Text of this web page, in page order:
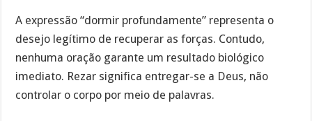
A expressão “dormir profundamente” representa o
desejo legítimo de recuperar as forças. Contudo,
nenhuma oração garante um resultado biológico
imediato. Rezar significa entregar-se a Deus, não
controlar o corpo por meio de palavras.